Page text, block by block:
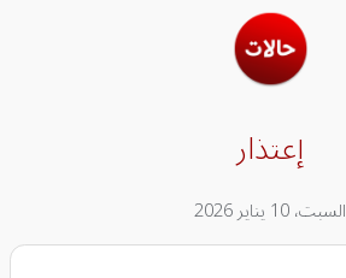
إعتذار
السبت، 10 يناير 2026